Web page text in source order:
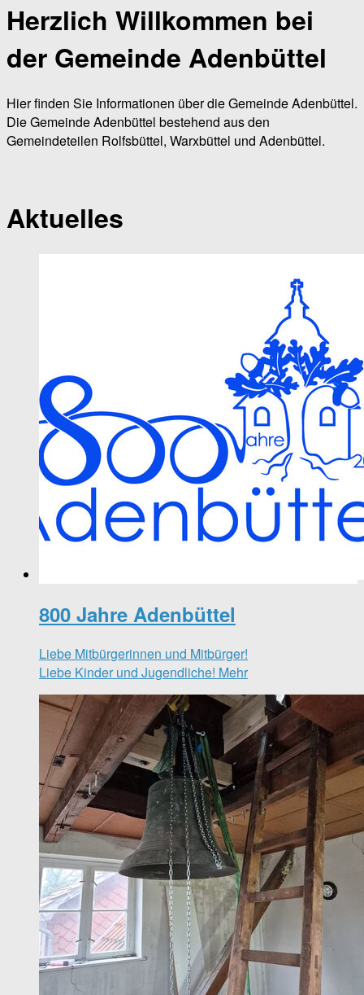
Herzlich Willkommen bei
der Gemeinde Adenbüttel
Hier finden Sie Informationen über die Gemeinde Adenbüttel.
Die Gemeinde Adenbüttel bestehend aus den
Gemeindeteilen Rolfsbüttel, Warxbüttel und Adenbüttel.
Aktuelles
800 Jahre Adenbüttel
Liebe Mitbürgerinnen und Mitbürger!
Liebe Kinder und Jugendliche! Mehr